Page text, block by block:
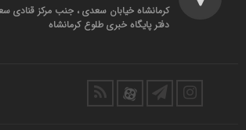
دفتر پایگاه خبری طلوع کرمانشاه